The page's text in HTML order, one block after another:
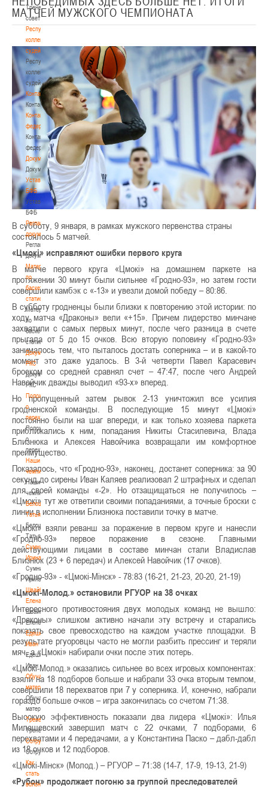
Тренерский
совет
Республиканская
коллегия
судей
Республиканская
коллегия
судей
Контакты
Контакты
Контакты
федерации
Контакты
федерации
Документы
Документы
Устав
БФБ
Устав
БФБ
Регламентирующие
документы
Регламентирующие
документы
Материалы
по
баскетбольной
статистике
Материалы
по
баскетбольной
статистике
Документы
РКС
Документы
РКС
Положение
о
переходах
Положение
о
переходах
Наши
чемпионы
Наши
чемпионы
Белошапко
Татьяна
Белошапко
Татьяна
Сумникова
Ирина
Сумникова
Ирина
Швайбович
Елена
Швайбович
Елена
Едешко
Иван
Едешко
Иван
Обучающие
материалы
Обучающие
материалы
Тренерам
Тренерам
Сотрудничество
Сотрудничество
Как
стать
волонтером
МАТЧЕЙ МУЖСКОГО ЧЕМПИОНАТА
В субботу, 9 января, в рамках мужского первенства страны
состоялось 5 матчей.
«Цмокі» исправляют ошибки первого круга
В матче первого круга «Цмокі» на домашнем паркете на
протяжении 30 минут были сильнее «Гродно-93», но затем гости
совершили камбэк с «-13» и увезли домой победу – 80:86.
В субботу гродненцы были близки к повторению этой истории: по
ходу матча «Драконы» вели «+15». Причем лидерство минчане
захватили с самых первых минут, после чего разница в счете
прыгала от 5 до 15 очков. Всю вторую половину «Гродно-93»
занималось тем, что пыталось достать соперника – и в какой-то
момент это даже удалось. В 3-й четверти Павел Карасевич
броском со средней сравнял счет – 47:47, после чего Андрей
Навойчик дважды выводил «93-х» вперед.
Но пропущенный затем рывок 2-13 уничтожил все усилия
гродненской команды. В последующие 15 минут «Цмокі»
постоянно были на шаг впереди, и как только хозяева паркета
приближались к ним, попадания Никиты Стасилевича, Влада
Близнюка и Алексея Навойчика возвращали им комфортное
преимущество.
Показалось, что «Гродно-93», наконец, достанет соперника: за 90
секунд до сирены Иван Каляев реализовал 2 штрафных и сделал
для своей команды «-2». Но отзащищаться не получилось –
«Цмокі» тут же ответили своими попаданиями, а точные броски с
линии в исполнении Близнюка поставили точку в матче.
«Цмокі» взяли реванш за поражение в первом круге и нанесли
«Гродно-93» первое поражение в сезоне. Главными
действующими лицами в составе минчан стали Владислав
Близнюк (23 + 6 передач) и Алексей Навойчик (17 очков).
«Гродно-93» - «Цмокі-Мінск» - 78:83 (16-21, 21-23, 20-20, 21-19)
«Цмокі-Молод.» остановили РГУОР на 38 очках
Интересного противостояния двух молодых команд не вышло:
«Драконы» слишком активно начали эту встречу и старались
показать свое превосходство на каждом участке площадки. В
результате ргуоровцы часто не могли разбить прессинг и теряли
мяч, а «Цмокі» набирали очки после этих потерь.
«Цмокі-Молод.» оказались сильнее во всех игровых компонентах:
взяли на 18 подборов больше и набрали 33 очка вторым темпом,
совершили 18 перехватов при 7 у соперника. И, конечно, набрали
гораздо больше очков – игра закончилась со счетом 71:38.
Высокую эффективность показали два лидера «Цмокі»: Илья
Милашевский завершил матч с 22 очками, 7 подборами, 6
перехватами и 4 передачами, а у Константина Паско – дабл-дабл
из 18 очков и 12 подборов.
«Цмокі-Мінск» (Молод.) – РГУОР – 71:38 (14-7, 17-9, 19-13, 21-9)
«Рубон» продолжает погоню за группой преследователей